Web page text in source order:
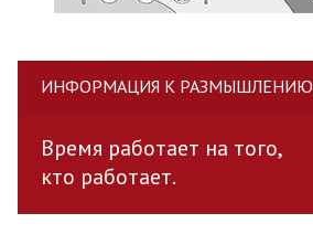
ИНФОРМАЦИЯ К РАЗМЫШЛЕНИЮ
Время работает на того,
кто работает.